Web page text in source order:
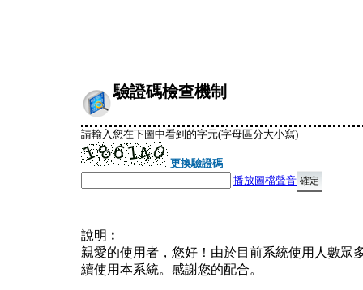
驗證碼檢查機制
請輸入您在下圖中看到的字元(字母區分大小寫)
更換驗證碼
播放圖檔聲音
說明︰
親愛的使用者，您好！由於目前系統使用人數眾
續使用本系統。感謝您的配合。